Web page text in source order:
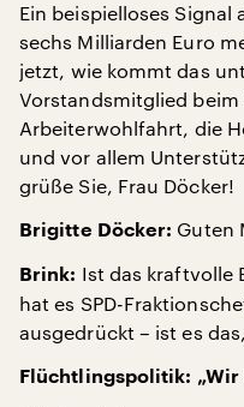
Ein beispielloses Signal
sechs Milliarden Euro
jetzt, wie kommt das
Vorstandsmitglied
Arbeiterwohlfahrt, die
und vor allem
grüße Sie, Frau Döcker!
Brigitte Döcker: Guten
Brink: Ist das kraftvolle
hat es SPD-
ausgedrückt – ist es
Flüchtlingspolitik: